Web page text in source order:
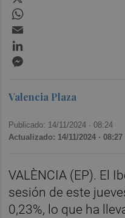
Valencia Plaza
Publicado: 14/11/2024 ·08:24
Actualizado: 14/11/2024 · 08:27
VALÈNCIA (EP). El
sesión de este
0,23%, lo que ha